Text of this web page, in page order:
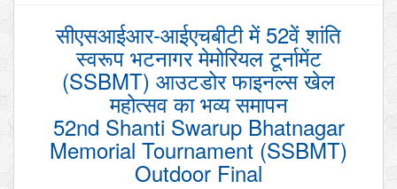
सीएसआईआर-आईएचबीटी में 52वें शांति
स्वरूप भटनागर मेमोरियल टूर्नामेंट
(SSBMT) आउटडोर फाइनल्स खेल
महोत्सव का भव्य समापन
52nd Shanti Swarup Bhatnagar
Memorial Tournament (SSBMT)
Outdoor Final